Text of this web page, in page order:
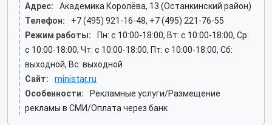
Адрес:
Академика Королёва, 13 (Останкинский район)
Телефон:
+7 (495) 921-16-48, +7 (495) 221-76-55
Режим работы:
Пн: c 10:00-18:00, Вт: c 10:00-18:00, Ср:
c 10:00-18:00, Чт: c 10:00-18:00, Пт: c 10:00-18:00, Сб:
выходной, Вс: выходной
Сайт:
ministar.ru
Особенности:
Рекламные услуги/Размещение
рекламы в СМИ/Оплата через банк